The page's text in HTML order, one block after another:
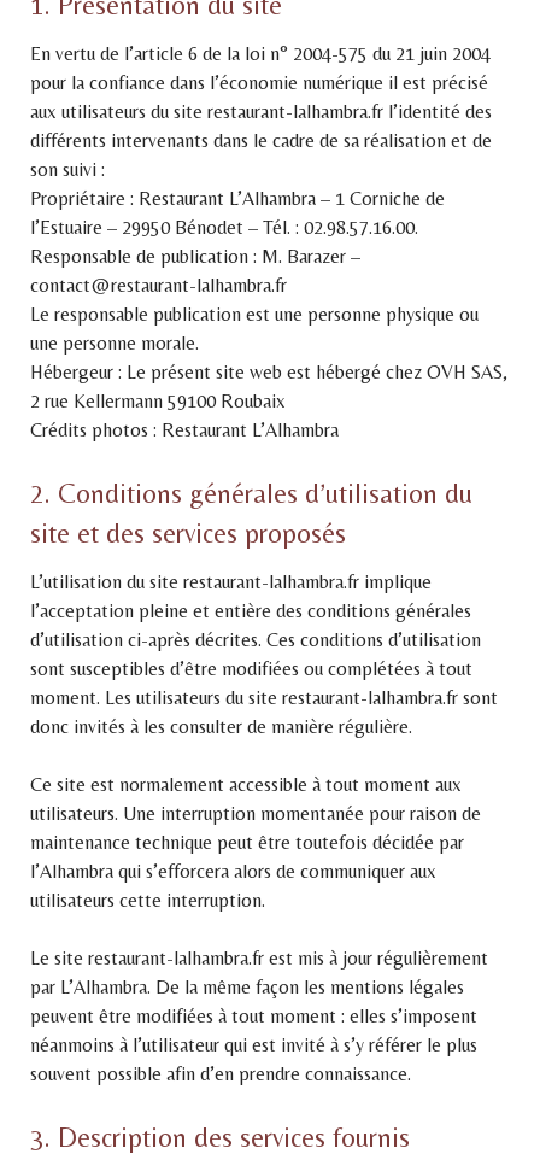
En vertu de l’article 6 de la loi n° 2004-575 du 21 juin 2004
pour la confiance dans l’économie numérique il est précisé
aux utilisateurs du site restaurant-lalhambra.fr l’identité des
différents intervenants dans le cadre de sa réalisation et de
son suivi :
Propriétaire : Restaurant L’Alhambra – 1 Corniche de
l’Estuaire – 29950 Bénodet – Tél. : 02.98.57.16.00.
Responsable de publication : M. Barazer –
contact@restaurant-lalhambra.fr
Le responsable publication est une personne physique ou
une personne morale.
Hébergeur : Le présent site web est hébergé chez OVH SAS,
2 rue Kellermann 59100 Roubaix
Crédits photos : Restaurant L’Alhambra
2. Conditions générales d’utilisation du
site et des services proposés
L’utilisation du site restaurant-lalhambra.fr implique
l’acceptation pleine et entière des conditions générales
d’utilisation ci-après décrites. Ces conditions d’utilisation
sont susceptibles d’être modifiées ou complétées à tout
moment. Les utilisateurs du site restaurant-lalhambra.fr sont
donc invités à les consulter de manière régulière.
Ce site est normalement accessible à tout moment aux
utilisateurs. Une interruption momentanée pour raison de
maintenance technique peut être toutefois décidée par
l’Alhambra qui s’efforcera alors de communiquer aux
utilisateurs cette interruption.
Le site restaurant-lalhambra.fr est mis à jour régulièrement
par L’Alhambra. De la même façon les mentions légales
peuvent être modifiées à tout moment : elles s’imposent
néanmoins à l’utilisateur qui est invité à s’y référer le plus
souvent possible afin d’en prendre connaissance.
3. Description des services fournis